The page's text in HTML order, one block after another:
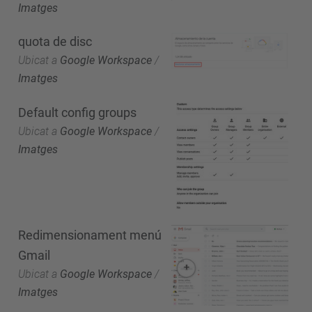
Imatges
quota de disc
Ubicat a Google Workspace /
Imatges
Default config groups
Ubicat a Google Workspace /
Imatges
Redimensionament menú
Gmail
Ubicat a Google Workspace /
Imatges